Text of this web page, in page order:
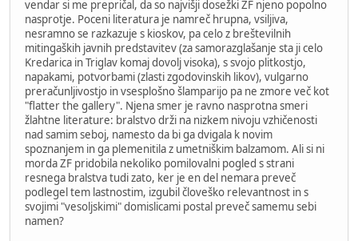
vendar si me prepričal, da so najvišji dosežki ZF njeno popolno
nasprotje. Poceni literatura je namreč hrupna, vsiljiva,
nesramno se razkazuje s kioskov, pa celo z breštevilnih
mitingaških javnih predstavitev (za samorazglašanje sta ji celo
Kredarica in Triglav komaj dovolj visoka), s svojo plitkostjo,
napakami, potvorbami (zlasti zgodovinskih likov), vulgarno
preračunljivostjo in vsesplošno šlamparijo pa ne zmore več kot
"flatter the gallery". Njena smer je ravno nasprotna smeri
žlahtne literature: bralstvo drži na nizkem nivoju vzhičenosti
nad samim seboj, namesto da bi ga dvigala k novim
spoznanjem in ga plemenitila z umetniškim balzamom. Ali si ni
morda ZF pridobila nekoliko pomilovalni pogled s strani
resnega bralstva tudi zato, ker je en del nemara preveč
podlegel tem lastnostim, izgubil človeško relevantnost in s
svojimi "vesoljskimi" domislicami postal preveč samemu sebi
namen?